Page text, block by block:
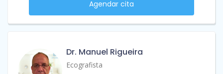
Agendar cita
Dr. Manuel Rigueira
Ecografista